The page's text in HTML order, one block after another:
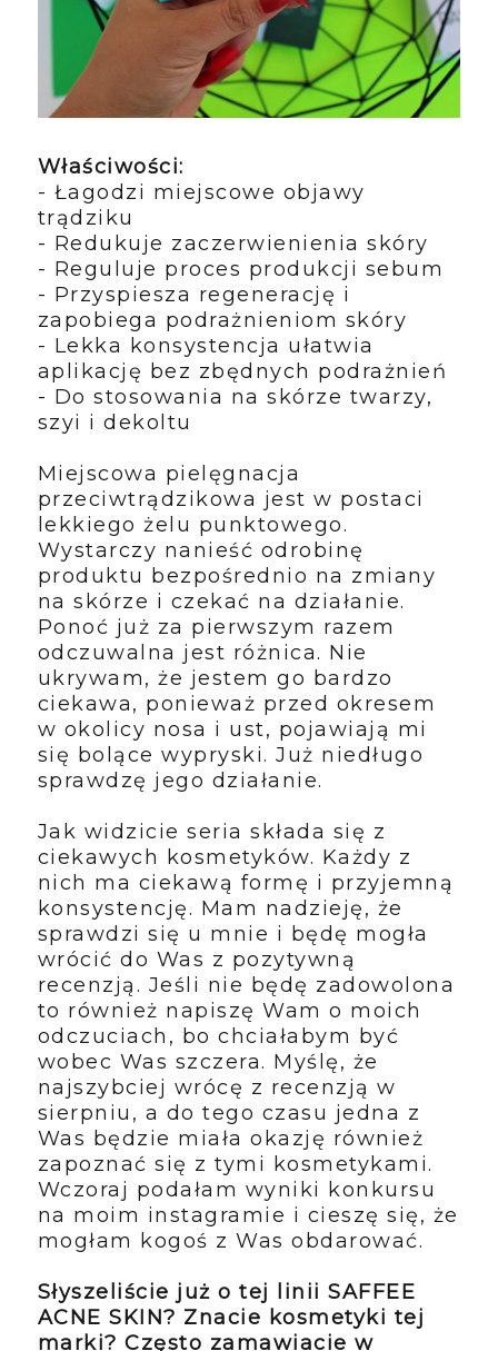
Właściwości:
- Łagodzi miejscowe objawy
trądziku
- Redukuje zaczerwienienia skóry
- Reguluje proces produkcji sebum
- Przyspiesza regenerację i
zapobiega podrażnieniom skóry
- Lekka konsystencja ułatwia
aplikację bez zbędnych podrażnień
- Do stosowania na skórze twarzy,
szyi i dekoltu
Miejscowa pielęgnacja
przeciwtrądzikowa jest w postaci
lekkiego żelu punktowego.
Wystarczy nanieść odrobinę
produktu bezpośrednio na zmiany
na skórze i czekać na działanie.
Ponoć już za pierwszym razem
odczuwalna jest różnica. Nie
ukrywam, że jestem go bardzo
ciekawa, ponieważ przed okresem
w okolicy nosa i ust, pojawiają mi
się bolące wypryski. Już niedługo
sprawdzę jego działanie.
Jak widzicie seria składa się z
ciekawych kosmetyków. Każdy z
nich ma ciekawą formę i przyjemną
konsystencję. Mam nadzieję, że
sprawdzi się u mnie i będę mogła
wrócić do Was z pozytywną
recenzją. Jeśli nie będę zadowolona
to również napiszę Wam o moich
odczuciach, bo chciałabym być
wobec Was szczera. Myślę, że
najszybciej wrócę z recenzją w
sierpniu, a do tego czasu jedna z
Was będzie miała okazję również
zapoznać się z tymi kosmetykami.
Wczoraj podałam wyniki konkursu
na moim instagramie i cieszę się, że
mogłam kogoś z Was obdarować.
Słyszeliście już o tej linii SAFFEE
ACNE SKIN? Znacie kosmetyki tej
marki? Często zamawiacie w